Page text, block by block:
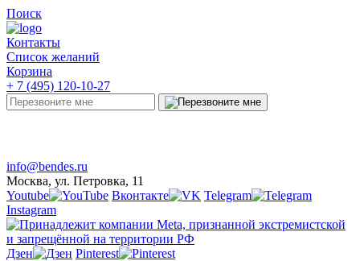
Поиск
Контакты
Список желаний
Корзина
+ 7 (495) 120-10-27
info@bendes.ru
Москва, ул. Петровка, 11
Youtube
Вконтакте
Telegram
Instagram
Дзен Pinterest